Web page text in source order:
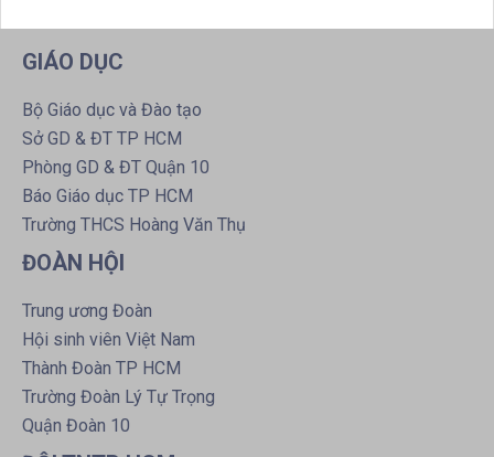
GIÁO DỤC
Bộ Giáo dục và Đào tạo
Sở GD & ĐT TP HCM
Phòng GD & ĐT Quận 10
Báo Giáo dục TP HCM
Trường THCS Hoàng Văn Thụ
ĐOÀN HỘI
Trung ương Đoàn
Hội sinh viên Việt Nam
Thành Đoàn TP HCM
Trường Đoàn Lý Tự Trọng
Quận Đoàn 10